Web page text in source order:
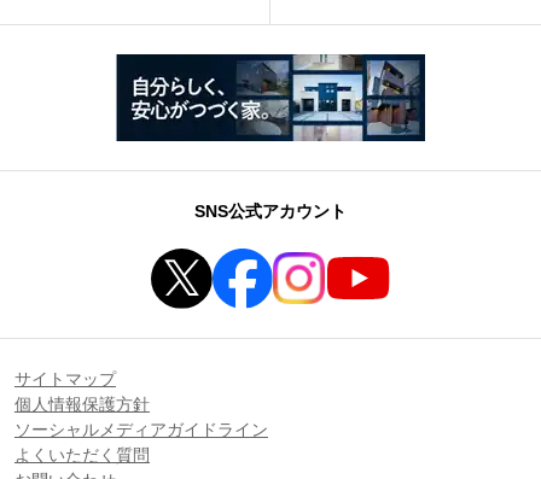
SNS公式アカウント
サイトマップ
個人情報保護方針
ソーシャルメディアガイドライン
よくいただく質問